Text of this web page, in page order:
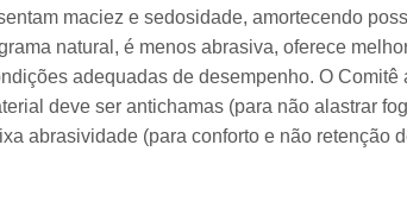
maciez e sedosidade, amortecendo
natural, é menos abrasiva, oferece
adequadas de desempenho. O Comitê
deve ser antichamas (para não alastrar
abrasividade (para conforto e não retenção